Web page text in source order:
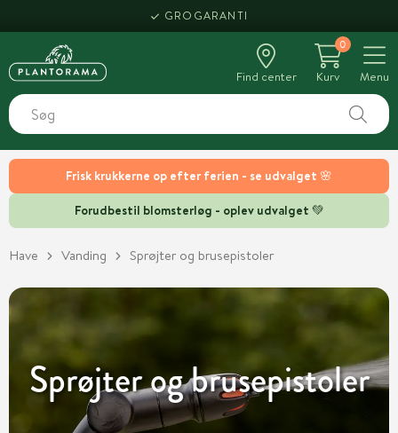
Frisk krukkerne op efter ferien - se udvalget 🌸
Forudbestil blomsterløg - oplev udvalget 💚
GROGARANTI
Find center
0
Kurv
Menu
Have Vanding Sprøjter og brusepistoler
Sprøjter og brusepistoler